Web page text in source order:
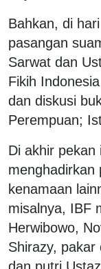
Bahkan, di
pasangan
Sarwat dan
Fikih
dan diskusi
Perempuan;
Di akhir pekan
menghadirkan
kenamaan
misalnya, IBF
Herwibowo,
Shirazy, pakar